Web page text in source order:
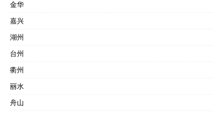
金华
嘉兴
湖州
台州
衢州
丽水
舟山